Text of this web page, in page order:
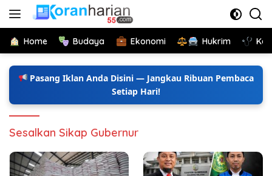
Langsung
Home Budaya Ekonomi Hukrim
Pasang Iklan Anda Disini — Jangkau Ribuan Pembaca
Setiap Hari!
Sesalkan Sikap Gubernur